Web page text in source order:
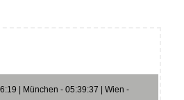
| München - 05:39:37 | Wien -